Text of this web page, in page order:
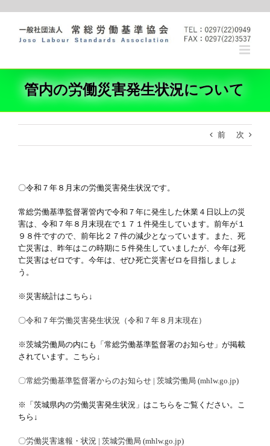
content
管内の労働災害発生状況について
前 次
〇令和７年８月末の労働災害発生状況です。
常総労働基準監督署管内で令和７年に発生した休業４日以上の災
害は、令和７年８月末現在で１７１件発生しています。前年が１
９８件ですので、前年比２７件の減少となっています。また、死
亡災害は、昨年はこの時期に５件発生していましたが、今年は死
亡災害はゼロです。今年は、ぜひ死亡災害ゼロを目指しましょ
う。
※災害統計はこちら↓
〇令和７年労働災害発生状況（令和７年８月末現在）
※茨城労働局の内にも「常総労働基準監督署のお知らせ」が掲載
されています。こちら↓
〇常総労働基準監督署からのお知らせ | 茨城労働局 (mhlw.go.jp)
※「茨城県内の労働災害発生状況」はこちらをご覧ください。こ
ちら↓
〇労働災害速報・状況 | 茨城労働局 (mhlw.go.jp)